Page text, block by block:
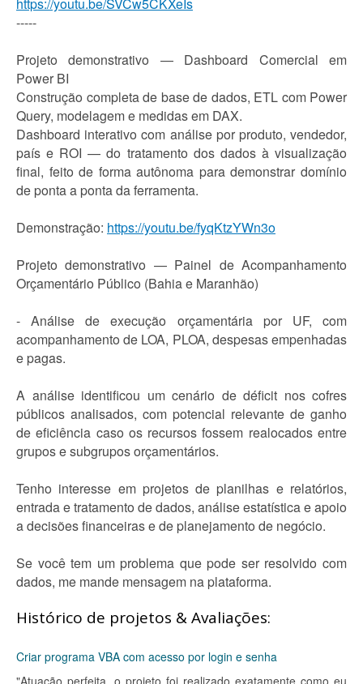
-----
Projeto demonstrativo — Dashboard Comercial em
Power BI
Construção completa de base de dados, ETL com Power
Query, modelagem e medidas em DAX.
Dashboard interativo com análise por produto, vendedor,
país e ROI — do tratamento dos dados à visualização
final, feito de forma autônoma para demonstrar domínio
de ponta a ponta da ferramenta.
Demonstração: https://youtu.be/fyqKtzYWn3o
Projeto demonstrativo — Painel de Acompanhamento
Orçamentário Público (Bahia e Maranhão)
- Análise de execução orçamentária por UF, com
acompanhamento de LOA, PLOA, despesas empenhadas
e pagas.
A análise identificou um cenário de déficit nos cofres
públicos analisados, com potencial relevante de ganho
de eficiência caso os recursos fossem realocados entre
grupos e subgrupos orçamentários.
Tenho interesse em projetos de planilhas e relatórios,
entrada e tratamento de dados, análise estatística e apoio
a decisões financeiras e de planejamento de negócio.
Se você tem um problema que pode ser resolvido com
dados, me mande mensagem na plataforma.
Histórico de projetos & Avaliações:
Criar programa VBA com acesso por login e senha
"Atuação perfeita, o projeto foi realizado exatamente como eu